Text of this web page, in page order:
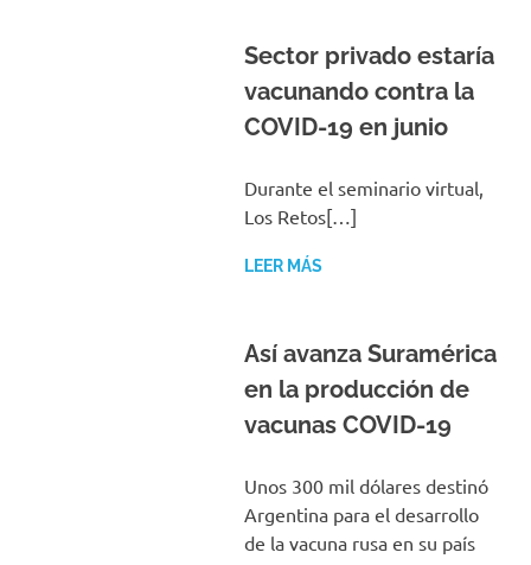
Sector privado estaría
vacunando contra la
COVID-19 en junio
Durante el seminario virtual,
Los Retos[…]
LEER MÁS
Así avanza Suramérica
en la producción de
vacunas COVID-19
Unos 300 mil dólares destinó
Argentina para el desarrollo
de la vacuna rusa en su país